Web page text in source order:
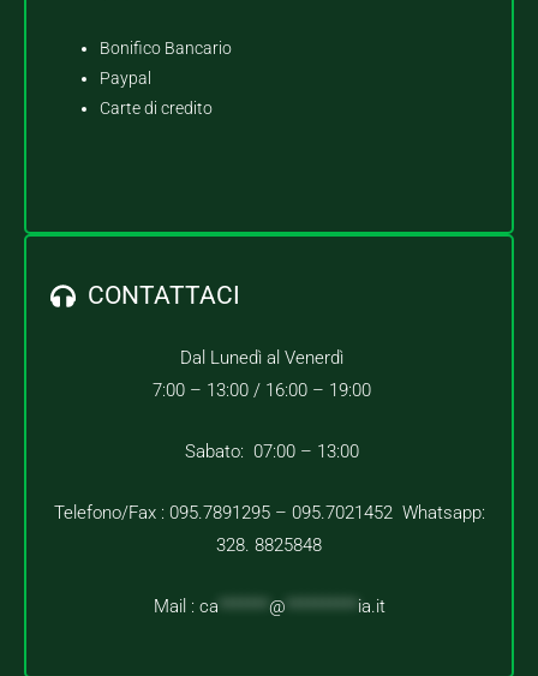
Bonifico Bancario
Paypal
Carte di credito
CONTATTACI
Dal Lunedì al Venerdì
7:00 – 13:00 / 16:00 – 19:00
Sabato: 07:00 – 13:00
Telefono/Fax : 095.7891295 – 095.7021452 Whatsapp:
328. 8825848
Mail : ca @ ia.it